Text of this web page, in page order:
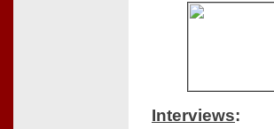
Interviews: